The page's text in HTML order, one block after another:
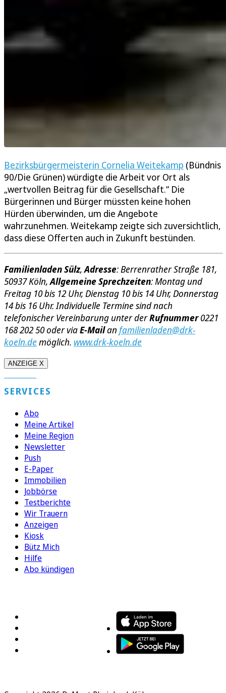
Bezirksbürgermeisterin Cornelia Weitekamp (Bündnis
90/Die Grünen) würdigte die Arbeit vor Ort als
„wertvollen Beitrag für die Gesellschaft.“ Die
Bürgerinnen und Bürger müssten keine hohen
Hürden überwinden, um die Angebote
wahrzunehmen. Weitekamp zeigte sich zuversichtlich,
dass diese Offerten auch in Zukunft bestünden.
Familienladen Sülz,Adresse: Berrenrather Straße 181,
50937 Köln,Allgemeine Sprechzeiten: Montag und
Freitag 10 bis 12 Uhr, Dienstag 10 bis 14 Uhr, Donnerstag
14 bis 16 Uhr. Individuelle Termine sind nach
telefonischer Vereinbarung unter derRufnummer0221
168 202 50 oder viaE-Mailan familienladen@drk-
koeln.de möglich. www.drk-koeln.de
ANZEIGE X
SERVICES
Abo
Meine Artikel
Meine Region
Newsletter
Push
E-Paper
Immobilien
Jobbörse
Testberichte
Wir Trauern
Anzeigen
Kiosk
Bütz Mich
Hilfe
Abo kündigen